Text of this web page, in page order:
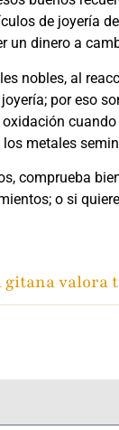
de joyería
un dinero a
nobles, al
por eso
los metales
comprueba
o si
gitana valora